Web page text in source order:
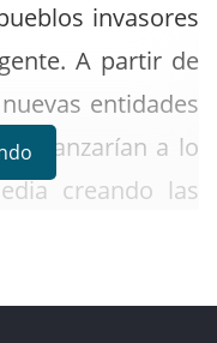
invasores
A partir de
entidades
afianzarían a lo
creando las